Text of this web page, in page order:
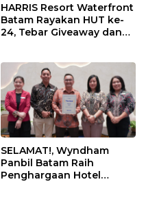
HARRIS Resort Waterfront
Batam Rayakan HUT ke-
24, Tebar Giveaway dan
SELAMAT!, Wyndham
Panbil Batam Raih
Penghargaan Hotel